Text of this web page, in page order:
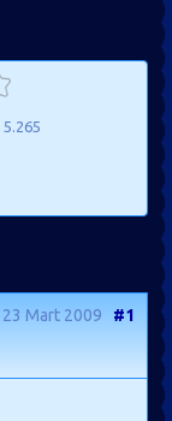
5.265
23 Mart 2009 #1